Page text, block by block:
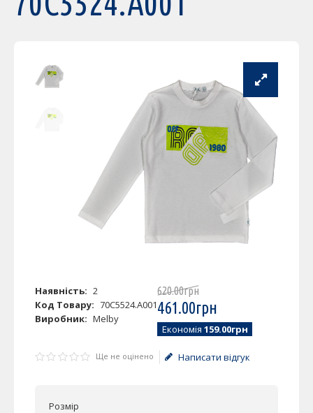
Наявність: 2
Код Товару: 70C5524.A001
Виробник: Melby
620.00грн
461.00грн
Економія 159.00грн
Ще не оцінено Написати відгук
Розмір